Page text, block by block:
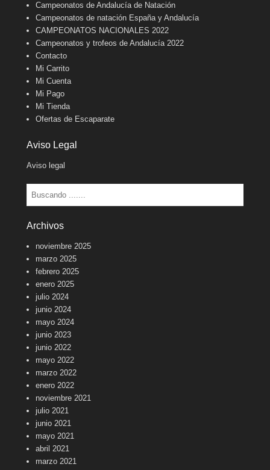
Campeonatos de Andalucía de Natación
Campeonatos de natación España y Andalucía
CAMPEONATOS NACIONALES 2022
Campeonatos y trofeos de Andalucía 2022
Contacto
Mi Carrito
Mi Cuenta
Mi Pago
Mi Tienda
Ofertas de Escaparate
Aviso Legal
Aviso legal
Buscar
Archivos
noviembre 2025
marzo 2025
febrero 2025
enero 2025
julio 2024
junio 2024
mayo 2024
junio 2023
junio 2022
mayo 2022
marzo 2022
enero 2022
noviembre 2021
julio 2021
junio 2021
mayo 2021
abril 2021
marzo 2021